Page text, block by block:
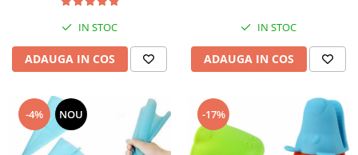
IN STOC
ADAUGA IN COS
IN STOC
ADAUGA IN COS
-4% NOU -17%